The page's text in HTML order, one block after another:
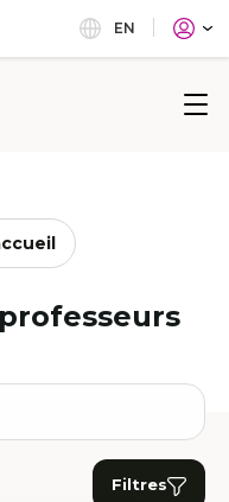
EN
Filtres